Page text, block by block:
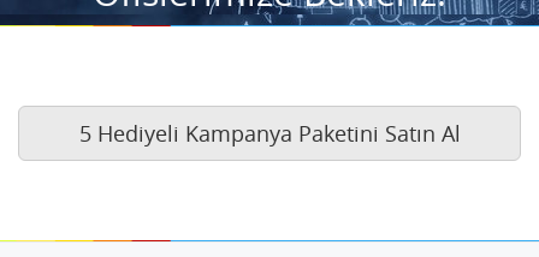
5 Hediyeli Kampanya Paketini Satın Al